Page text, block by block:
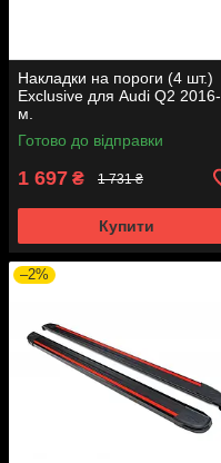
Накладки на пороги (4 шт.)
Exclusive для Audi Q2 2016-
м.
Готово до відправки
1 697 ₴ 1 731 ₴
Купити
–2%